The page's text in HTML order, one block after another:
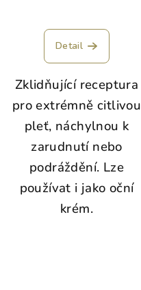
Detail
Zklidňující receptura
pro extrémně citlivou
pleť, náchylnou k
zarudnutí nebo
podráždění. Lze
používat i jako oční
krém.